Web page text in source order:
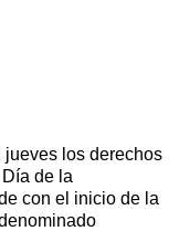
los derechos
de la
con el inicio de la